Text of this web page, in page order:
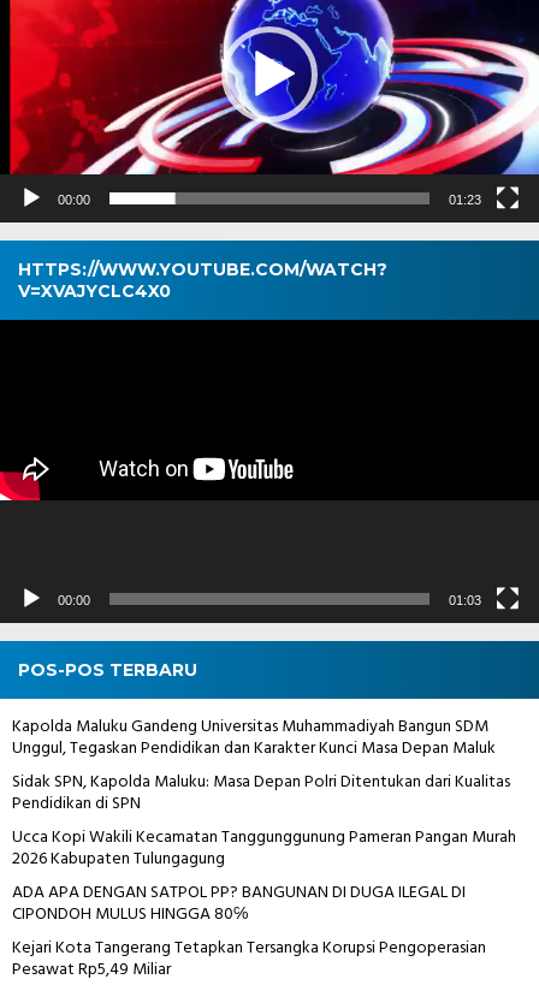
00:00 01:23
HTTPS://WWW.YOUTUBE.COM/WATCH?
V=XVAJYCLC4X0
Pemutar
00:00 01:03
POS-POS TERBARU
Kapolda Maluku Gandeng Universitas Muhammadiyah Bangun SDM
Unggul, Tegaskan Pendidikan dan Karakter Kunci Masa Depan Maluk
Sidak SPN, Kapolda Maluku: Masa Depan Polri Ditentukan dari Kualitas
Pendidikan di SPN
Ucca Kopi Wakili Kecamatan Tanggunggunung Pameran Pangan Murah
2026 Kabupaten Tulungagung
ADA APA DENGAN SATPOL PP? BANGUNAN DI DUGA ILEGAL DI
CIPONDOH MULUS HINGGA 80℅
Kejari Kota Tangerang Tetapkan Tersangka Korupsi Pengoperasian
Pesawat Rp5,49 Miliar